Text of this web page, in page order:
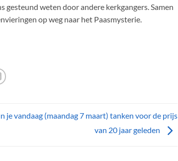
gesteund weten door andere kerkgangers. Samen
op weg naar het Paasmysterie.
je vandaag (maandag 7 maart) tanken voor de prijs
van 20 jaar geleden